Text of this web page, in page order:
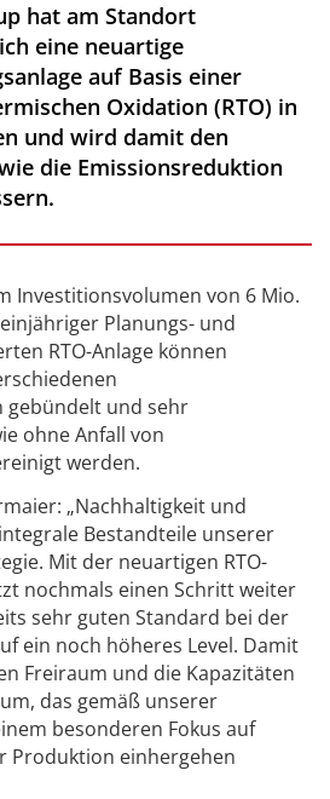
hat am Standort
eine neuartige
auf Basis einer
Oxidation (RTO) in
und wird damit den
die Emissionsreduktion
Investitionsvolumen von 6 Mio.
Planungs- und
RTO-Anlage können
gebündelt und sehr
ohne Anfall von
werden.
„Nachhaltigkeit und
Bestandteile unserer
Mit der neuartigen RTO-
nochmals einen Schritt weiter
sehr guten Standard bei der
ein noch höheres Level. Damit
Freiraum und die Kapazitäten
das gemäß unserer
besonderen Fokus auf
Produktion einhergehen